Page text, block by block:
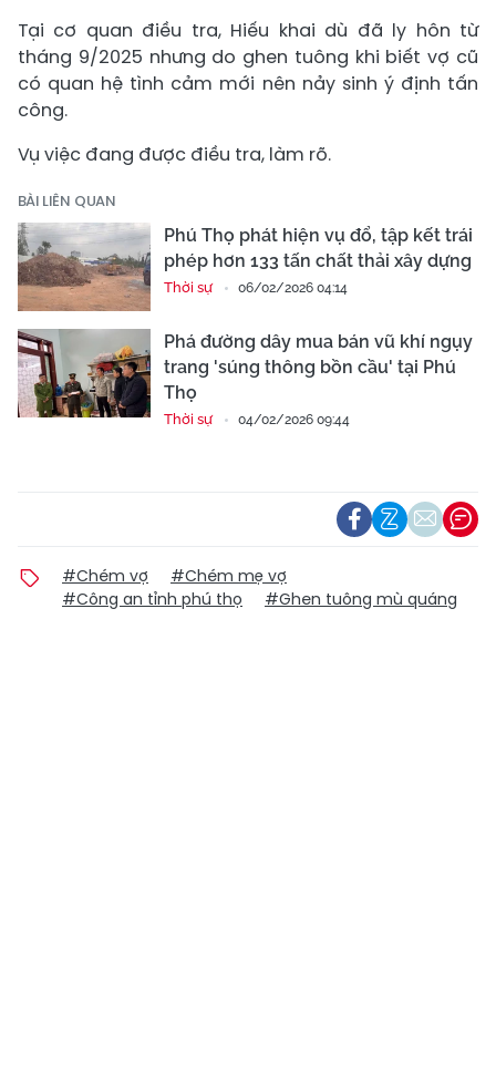
Tại cơ quan điều tra, Hiếu khai dù đã ly hôn từ
tháng 9/2025 nhưng do ghen tuông khi biết vợ cũ
có quan hệ tình cảm mới nên nảy sinh ý định tấn
công.
Vụ việc đang được điều tra, làm rõ.
BÀI LIÊN QUAN
Phú Thọ phát hiện vụ đổ, tập kết trái
phép hơn 133 tấn chất thải xây dựng
Thời sự 06/02/2026 04:14
Phá đường dây mua bán vũ khí ngụy
trang 'súng thông bồn cầu' tại Phú
Thọ
Thời sự 04/02/2026 09:44
#Chém vợ
#Chém mẹ vợ
#Công an tỉnh phú thọ
#Ghen tuông mù quáng